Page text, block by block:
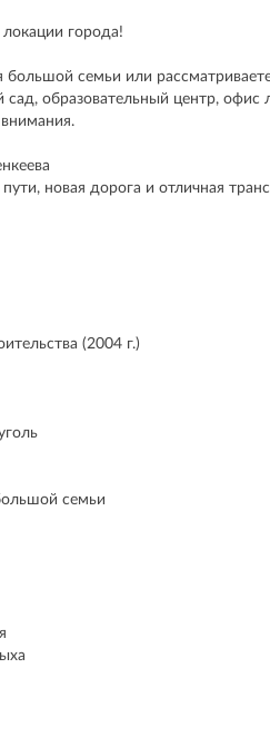
города!
семьи или
образовательный центр, офис
новая дорога и отличная
(2004 г.)
семьи